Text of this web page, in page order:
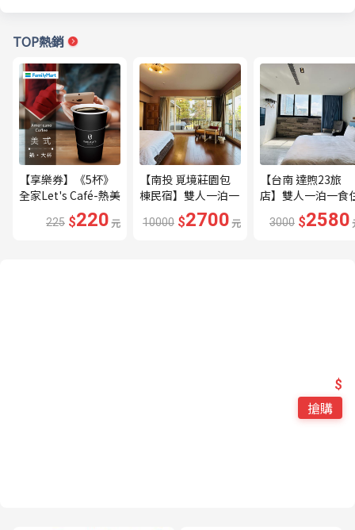
TOP熱銷
【享樂券】《5杯》
全家Let's Café-熱美
225 $220元
【南投 覓境莊園包
棟民宿】雙人一泊一
食住宿券---🔥平日
贈下午茶、兩張券即
10000 $2700元
【台南 達煦23旅
店】雙人一泊一食
宿券---🔥近海安路
商圈🔥
3000 $2580
$
搶購